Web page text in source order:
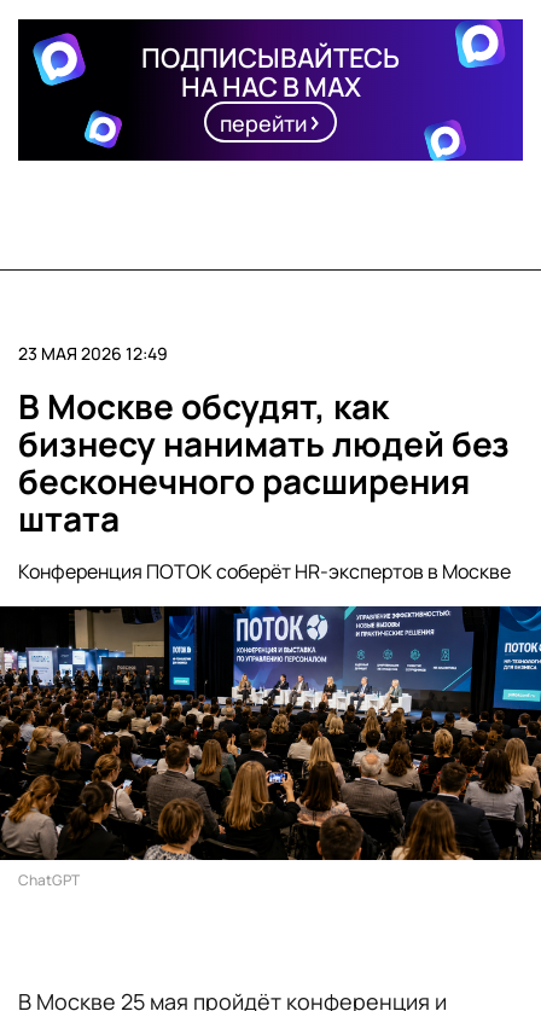
ПОДПИСЫВАЙТЕСЬ
НА НАС В MAX
перейти
23 МАЯ 2026 12:49
В Москве обсудят, как
бизнесу нанимать людей без
бесконечного расширения
штата
Конференция ПОТОК соберёт HR-экспертов в Москве
ChatGPT
В Москве 25 мая пройдёт конференция и